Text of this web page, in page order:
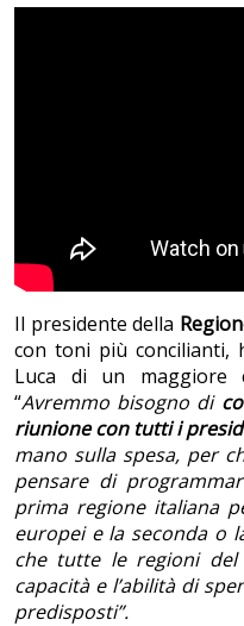
Il presidente della
con toni più concilianti,
Luca di un maggiore
“Avremmo bisogno di
riunione con tutti i
mano sulla spesa, per
pensare di
prima regione italiana
europei e la seconda o
che tutte le regioni del
capacità e l’abilità di
predisposti”.